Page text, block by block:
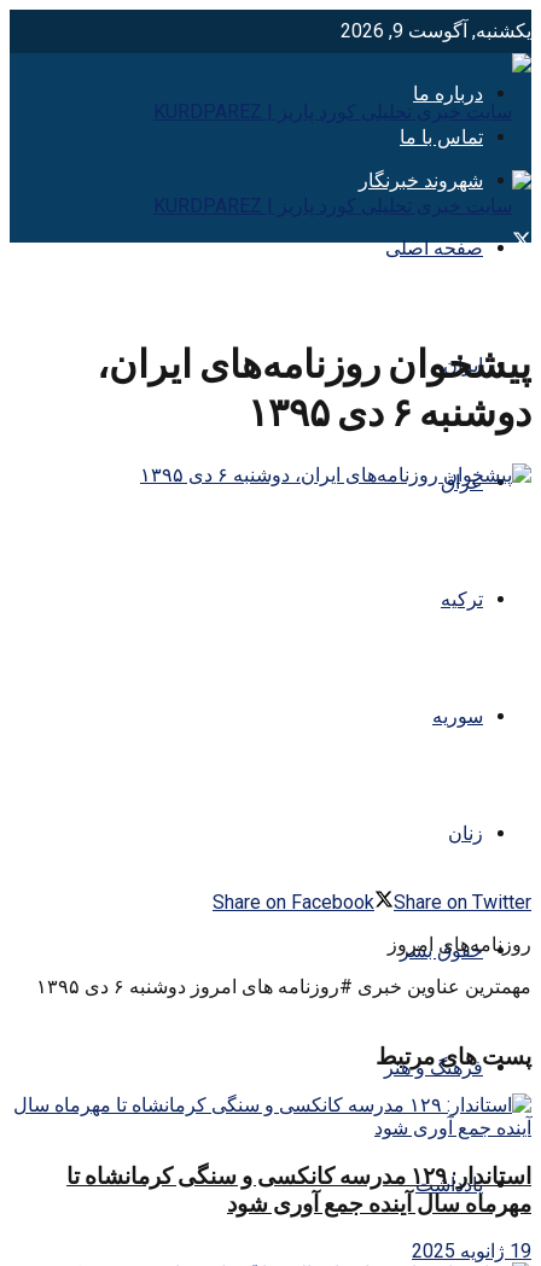
یکشنبه, آگوست 9, 2026
درباره ما
تماس با ما
شهروند خبرنگار
صفحه اصلی
ایران
عراق
ترکیه
سوریه
زنان
حقوق بشر
فرهنگ و هنر
یادداشت
پیشخوان روزنامه‌های ایران،
دوشنبه ۶ دی ۱۳۹۵
Share on Facebook
Share on Twitter
روزنامه‌های امروز
مهمترین عناوین خبری #روزنامه‌ های امروز دوشنبه ۶ دی ۱۳۹۵
پست های مرتبط
استاندار: ۱۲۹ مدرسه کانکسی و سنگی کرمانشاه تا
مهرماه سال آینده جمع آوری شود
19 ژانویه 2025